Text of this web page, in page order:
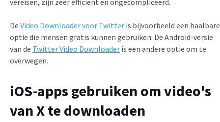
vereisen, zijn zeer efficiënt en ongecompliceerd.
De Video Downloader voor Twitter is bijvoorbeeld een haalbare
optie die mensen gratis kunnen gebruiken. De Android-versie
van de Twitter Video Downloader is een andere optie om te
overwegen.
iOS-apps gebruiken om video's
van X te downloaden